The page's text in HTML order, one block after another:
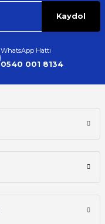
Kaydol
WhatsApp Hattı
0540 001 8134